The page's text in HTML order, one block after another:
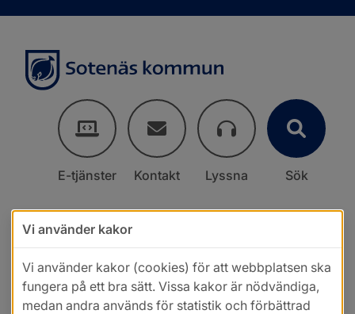
E-tjänster Kontakt Lyssna Sök
Vi använder kakor
Vi använder kakor (cookies) för att webbplatsen ska
fungera på ett bra sätt. Vissa kakor är nödvändiga,
medan andra används för statistik och förbättrad